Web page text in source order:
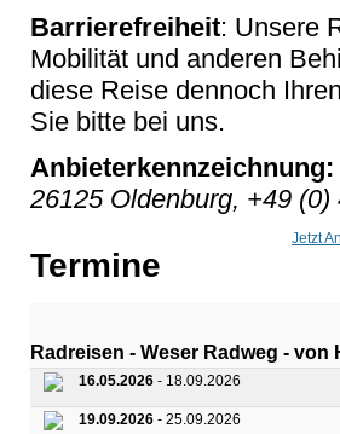
Barrierefreiheit: Unsere
Mobilität und anderen
diese Reise dennoch
Sie bitte bei uns.
Anbieterkennzeichnung:
26125 Oldenburg, +49
Jetzt
Termine
Radreisen - Weser Radweg - von
16.05.2026 - 18.09.2026
19.09.2026 - 25.09.2026